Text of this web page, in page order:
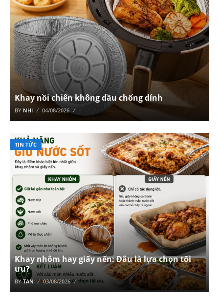
Khay nồi chiên không dầu chống dính
BY NHI 04/08/2026
TIN TỨC
Khay nhôm hay giấy nến: Đâu là lựa chọn tối
ưu?
BYTAN 03/08/2026